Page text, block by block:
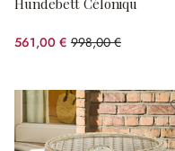
Hundebett Céloniqu
561,00 € 998,00 €
(43.79% gespart)